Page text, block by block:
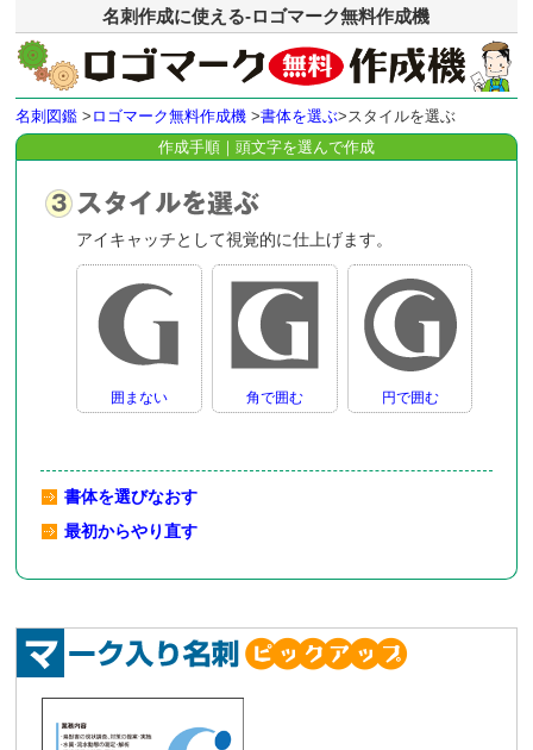
名刺作成に使える-ロゴマーク無料作成機
名刺図鑑 > ロゴマーク無料作成機 >書体を選ぶ>スタイルを選ぶ
作成手順｜頭文字を選んで作成
アイキャッチとして視覚的に仕上げます。
囲まない 角で囲む 円で囲む
書体を選びなおす
最初からやり直す